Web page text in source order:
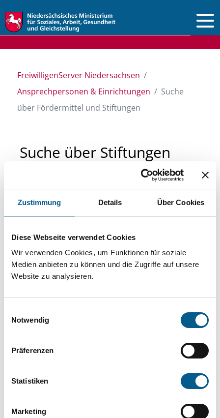
Zustimmung Details Über Cookies
Diese Webseite verwendet Cookies
Wir verwenden Cookies, um Funktionen für soziale
Medien anbieten zu können und die Zugriffe auf unsere
Website zu analysieren.
Notwendig
Präferenzen
Statistiken
Marketing
FreiwilligenServer Niedersachsen
Ansprechpersonen & Einrichtungen
Suche
über Fördermittel und Stiftungen
Suche über Stiftungen
Sie suchen finanzielle Unterstützung für ein
direkt über unsere Fördermitteldatenbank und
Stiftungsdatenbank recherchieren. Bei der
Suche bitte die Groß- und Kleinschreibung
Bitte Suchbegriff eingeben. Ergebnisse
Kategorien verfeinert werden.
Suchen
Aktive Filter: